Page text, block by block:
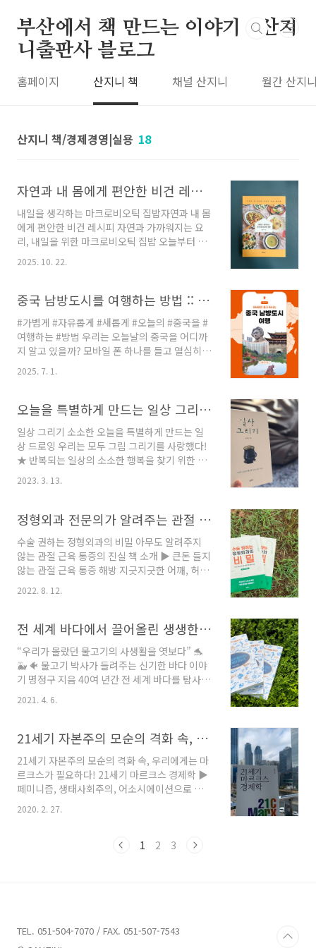
부산에서 책 만드는 이야기 : 산지
니출판사 블로그
홈페이지 산지니 책 채널 산지니 월간 산지
산지니 책/경제경영|실용 18
자연과 내 몸에게 편안한 비건 레시피_『내일을 생각하는 마크로비오틱 집밥』(개정판) :: 책 소개
내일을 생각하는 마크로비오틱 집밥자연과 내 몸
에게 편안한 비건 레시피 자연과 가까워지는 요
리, 내일을 위한 마크로비오틱 집밥 오늘부터 시
작해보면 어떨까요? 『내일을 생각하는 마크로
비오틱 집밥』은 재료 본연의 맛을 살려 매 끼니
니다. 이 책에는 쿠킹스튜디오 ‘마크로비오틱 비
전혜연 작가의 요리법과 마크로비오틱한 생활양
식이 듬뿍 담겨 있습니다. 저자는 도시에서 생활
하고 일하는 여느 현대인들과 다르지 않았습니
다. 일과 세상사에 치여 배달 음식으로 허기를 달
비오틱’이라는 생활양식은 저자의 삶을 바꾸어
놓았습니다. 저자는 요리를 ..
2025. 10. 22.
중국 남방도시를 여행하는 방법 :: 모바일만 들고 떠나는 『중국 남방도시 여행』 (개정판) 책소개
#가볍게 #자유롭게 #새롭게 #오늘의 #중국을 #
여행하는 #방법 우리는 오늘날의 중국을 어디까
지 알고 있을까? 모바일 폰 하나를 들고 열심히
발로 걷고 뛰면서, 아직 우리에게 잘 알려지지 않
은 중국 남방도시의 모습을 기록하고 현대 도시
남방도시 여행 』 📚 책소개중국의 남방도시, 모
구하며, 다양하다. 그리고 세계 최고의 인구수를
자랑한다. 현대에 이르러 ‘세계의 공장’으로 불리
며, AI와 같은 4차 산업혁명을 선도하는 국가임과
동시에 다양한 민족과 문화권을 가진 국가이다.
르치는 이중희 교수는 이런 질문을 하게 되었다...
2025. 7. 1.
오늘을 특별하게 만드는 일상 그리기의 세계로 초대합니다 :: 『일상 그리기』소개
일상 그리기 소소한 오늘을 특별하게 만드는 일
상 드로잉 우리는 모두 그림 그리기를 사랑했다!
★ 반복되는 일상의 소소한 행복을 찾기 위한 일
상 그리기 ★ 당신의 매일이 특별한 그림이 된다
일상의 잔잔한 행복을 그러모으는 일상 그리기
껴진다면, 붙잡지 않으면 흘러가 버리는 오늘을
기록으로 남기고 싶다면, 오늘부터 ‘일상 그리
기’를 시작해 보는 건 어떨까? 풍경 수채화 화가
로 활동하는 심수환 작가는 매일 일기를 쓰듯 일
상의 기록을 그림으로 남긴다. 커피콩 두 알, 테이
블 위 떨어진 꽃잎, 누군가가 건넨 쪽지 등 소소하
대상을 찾아 멀리 떠날 필요도 없다. 작은 수첩과
손..
2023. 3. 13.
정형외과 전문의가 알려주는 관절 근육 통증의 진실_『수술 권하는 정형외과의 비밀』:: 책소개
수술 권하는 정형외과의 비밀 아무도 알려주지
않는 관절 근육 통증의 진실 책 소개 ▶ 큰돈 들지
않는 관절 근육 통증 해방 지긋지긋한 어깨, 허리,
과잉진료, 과잉치료 문제에 공분하며 내놓은 답
르고, 펴면 아픈 증세는 해결된다.” 『수술 권하
는 정형외과의 비밀』의 저자 황윤권 정형외과
전문의는 21년째 부산에서 정형외과를 운영하는
의사이다. 저자는 이 책에서 ‘의술의 기본은 진실
된 치료’임을 강조한다. 그래서 근육, 관절이 아파
병원을 찾는 환자들에게 과한 진료와 엉터리 수
에 대해 자세히 설명하고, 환자 스스로 통증을..
2022. 8. 12.
전 세계 바다에서 끌어올린 생생한 물고기 이야기 :: 『물고기 박사가 들려주는 신기한 바다 이야기』_명정구 지음
“우리가 몰랐던 물고기의 사생활을 엿보다” 🐬
🐳 🐠 물고기 박사가 들려주는 신기한 바다 이야
기 명정구 지음 40여 년간 전 세계 바다를 탐사하
바다 이야기 ‘바다’. 원시 지구의 비밀을 품은 생
종, 새로운 종의 탄생이 반복되는 다채로운 생명
현상의 향연이 펼쳐지는 곳. 극지, 온대, 아열대,
열대 바다에는 다양한 해양생물이 가득하고, 여
전히 연구해야 할 미지의 영역이 인간을 기다리
고 있다. 자타공인 물고기 박사 명정구 교수는 40
여 년간 전 세계 바다를 누비며 수중탐사를 통해
에 매진해 온 저자는 연구자 생활을 마치며 그..
2021. 4. 6.
21세기 자본주의 모순의 격화 속, 마르크스로 보는 새로운 가능성『21세기 마르크스 경제학』 책 소개
21세기 자본주의 모순의 격화 속, 우리에게는 마
르크스가 필요하다! 21세기 마르크스 경제학 ▶
페미니즘, 생태사회주의, 어소시에이션으로 보는
포스트자본주의 대안의 모색 1989년, 역사적인
사회주의의 붕괴와 함께 사회주의 핵심 이념이었
이 있었다. 그러나 21세기 들어 글로벌 경제위기
해 마르크스 경제학의 외형을 확장하고, 이에 기
초하여 21세기 자본주의 사회적 관계를 분석해
2020. 2. 27.
1 2 3
TEL. 051-504-7070 / FAX. 051-507-7543